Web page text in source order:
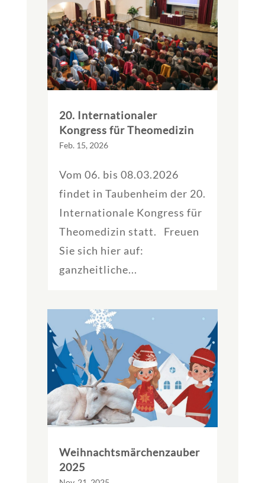
20. Internationaler
Kongress für Theomedizin
Feb. 15, 2026
Vom 06. bis 08.03.2026
findet in Taubenheim der 20.
Internationale Kongress für
Theomedizin statt. Freuen
Sie sich hier auf:
ganzheitliche...
Weihnachtsmärchenzauber
2025